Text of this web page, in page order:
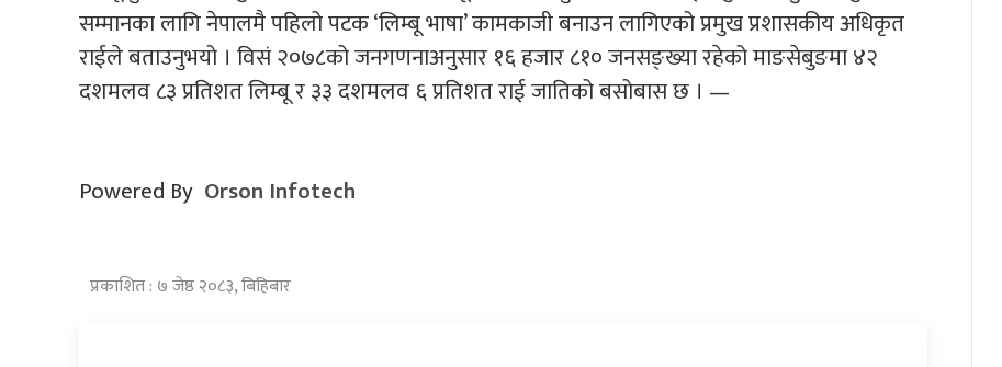
सम्मानका लागि नेपालमै पहिलो पटक ‘लिम्बू भाषा’ कामकाजी बनाउन लागिएको प्रमुख प्रशासकीय अधिकृत
राईले बताउनुभयो । विसं २०७८को जनगणनाअनुसार १६ हजार ८१० जनसङ्ख्या रहेको माङसेबुङमा ४२
दशमलव ८३ प्रतिशत लिम्बू र ३३ दशमलव ६ प्रतिशत राई जातिको बसोबास छ । —
Powered By Orson Infotech
प्रकाशित : ७ जेष्ठ २०८३, बिहिबार